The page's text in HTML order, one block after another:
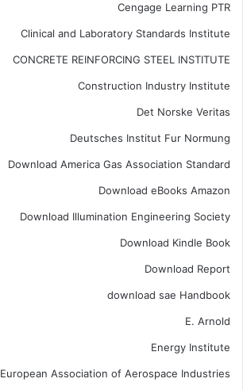
Cengage Learning PTR
Clinical and Laboratory Standards Institute
CONCRETE REINFORCING STEEL INSTITUTE
Construction Industry Institute
Det Norske Veritas
Deutsches Institut Fur Normung
Download America Gas Association Standard
Download eBooks Amazon
Download Illumination Engineering Society
Download Kindle Book
Download Report
download sae Handbook
E. Arnold
Energy Institute
European Association of Aerospace Industries